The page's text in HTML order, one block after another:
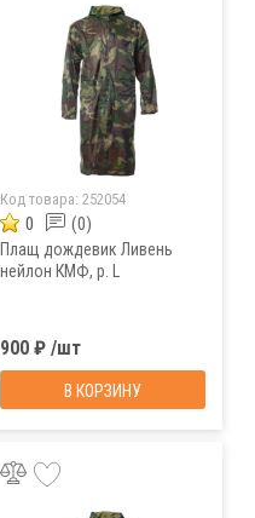
Код товара: 252054
0 (0)
Плащ дождевик Ливень
нейлон КМФ, р. L
900 ₽ /шт
В КОРЗИНУ